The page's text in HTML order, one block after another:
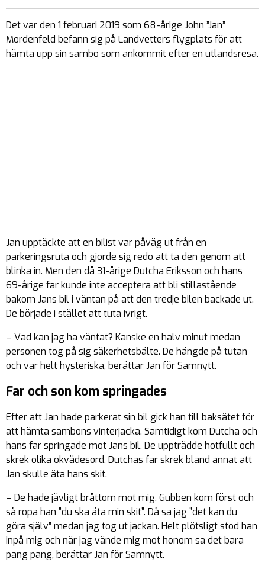
Det var den 1 februari 2019 som 68-årige John ”Jan”
Mordenfeld befann sig på Landvetters flygplats för att
hämta upp sin sambo som ankommit efter en utlandsresa.
Jan upptäckte att en bilist var påväg ut från en
parkeringsruta och gjorde sig redo att ta den genom att
blinka in. Men den då 31-årige Dutcha Eriksson och hans
69-årige far kunde inte acceptera att bli stillastående
bakom Jans bil i väntan på att den tredje bilen backade ut.
De började i stället att tuta ivrigt.
– Vad kan jag ha väntat? Kanske en halv minut medan
personen tog på sig säkerhetsbälte. De hängde på tutan
och var helt hysteriska, berättar Jan för Samnytt.
Far och son kom springades
Efter att Jan hade parkerat sin bil gick han till baksätet för
att hämta sambons vinterjacka. Samtidigt kom Dutcha och
hans far springade mot Jans bil. De uppträdde hotfullt och
skrek olika okvädesord. Dutchas far skrek bland annat att
Jan skulle äta hans skit.
– De hade jävligt bråttom mot mig. Gubben kom först och
så ropa han ”du ska äta min skit”. Då sa jag ”det kan du
göra själv” medan jag tog ut jackan. Helt plötsligt stod han
inpå mig och när jag vände mig mot honom sa det bara
pang pang, berättar Jan för Samnytt.